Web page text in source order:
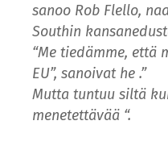
sanoo Rob Flello,
Southin
“Me tiedämme, että
EU”, sanoivat he .”
Mutta tuntuu siltä
menetettävää “.